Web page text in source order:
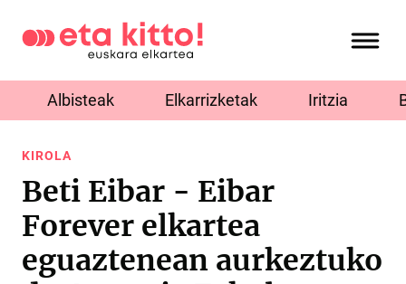
Albisteak Elkarrizketak Iritzia
KIROLA
Beti Eibar - Eibar
Forever elkartea
eguaztenean aurkeztuko